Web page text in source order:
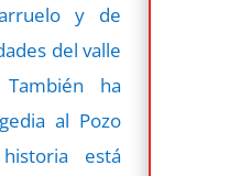
y de
del valle
ha
al Pozo
está